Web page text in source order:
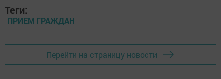
Теги:
ПРИЕМ ГРАЖДАН
Перейти на страницу новости